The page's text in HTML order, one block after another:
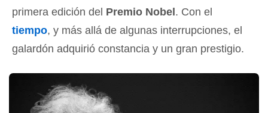
primera edición del Premio Nobel. Con el
tiempo, y más allá de algunas interrupciones, el
galardón adquirió constancia y un gran prestigio.